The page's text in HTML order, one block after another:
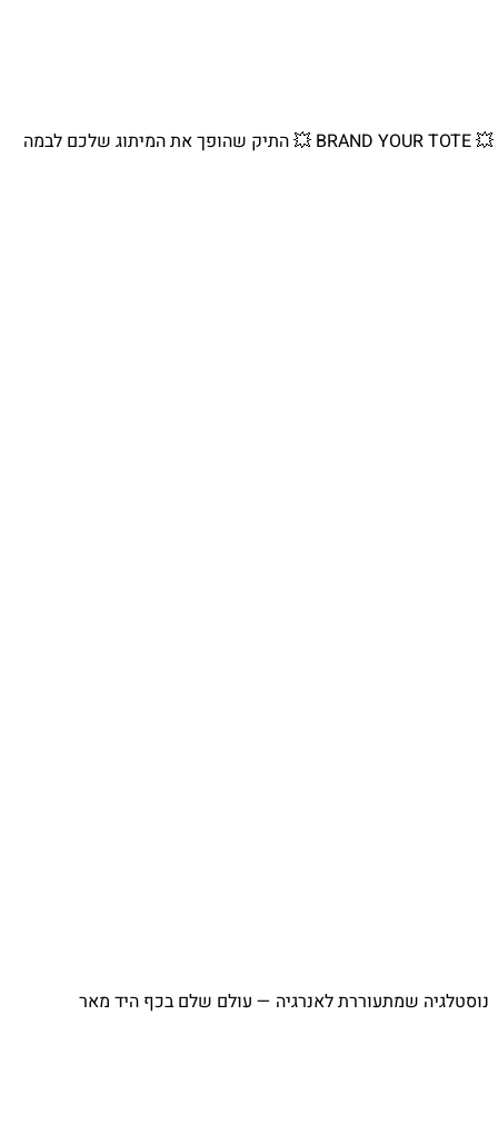
💥 BRAND YOUR TOTE 💥 התיק שהופך את המיתוג שלכם לבמה
⁨ נוסטלגיה שמתעוררת לאנרגיה — עולם שלם בכף היד מאר